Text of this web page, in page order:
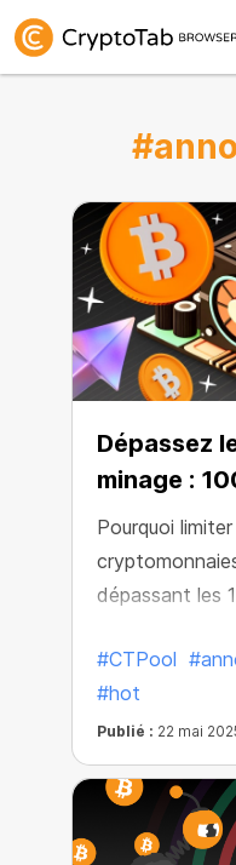
Dépassez
minage :
Miner est
Pourquoi
dépassant les
Pool vous
jamais.
#CTPool
#hot
Publié : 22 mai